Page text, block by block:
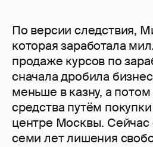
По версии следствия,
которая заработала
продаже курсов по
сначала дробила
меньше в казну, а
средства путём
центре Москвы. Сейчас
семи лет лишения